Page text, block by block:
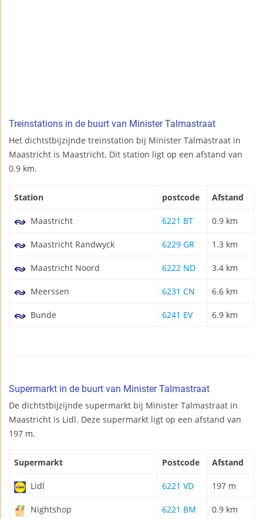
Treinstations in de buurt van Minister Talmastraat
Het dichtstbijzijnde treinstation bij Minister Talmastraat in
Maastricht is Maastricht. Dit station ligt op een afstand van
0.9 km.
Station postcode Afstand
Maastricht 6221 BT 0.9 km
Maastricht Randwyck 6229 GR 1.3 km
Maastricht Noord 6222 ND 3.4 km
Meerssen 6231 CN 6.6 km
Bunde 6241 EV 6.9 km
Supermarkt in de buurt van Minister Talmastraat
De dichtstbijzijnde supermarkt bij Minister Talmastraat in
Maastricht is Lidl. Deze supermarkt ligt op een afstand van
197 m.
Supermarkt Postcode Afstand
Lidl 6221 VD 197 m
Nightshop 6221 BM 0.9 km